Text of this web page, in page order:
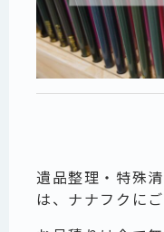
遺品整理・特殊
は、ナナフクに